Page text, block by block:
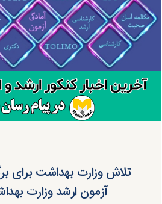
تلاش وزارت بهداشت برای
آزمون‌ ارشد وزارت